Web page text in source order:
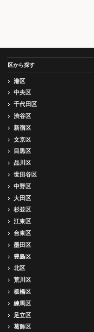
区から探す
港区
中央区
千代田区
渋谷区
新宿区
文京区
目黒区
品川区
世田谷区
中野区
大田区
杉並区
江東区
台東区
墨田区
豊島区
北区
荒川区
板橋区
練馬区
足立区
葛飾区